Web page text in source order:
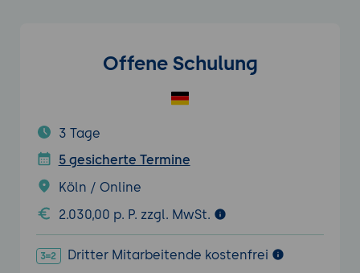
Offene Schulung
3 Tage
5 gesicherte Termine
Köln / Online
2.030,00 p. P. zzgl. MwSt.
Dritter Mitarbeitende kostenfrei